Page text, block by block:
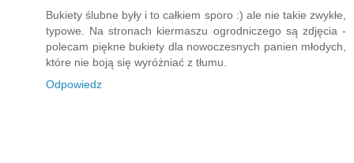
Bukiety ślubne były i to całkiem sporo :) ale nie takie zwykłe,
typowe. Na stronach kiermaszu ogrodniczego są zdjęcia -
polecam piękne bukiety dla nowoczesnych panien młodych,
które nie boją się wyróżniać z tłumu.
Odpowiedz